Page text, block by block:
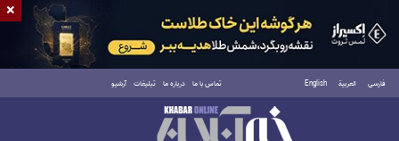
فارسی العربية English تماس با ما درباره ما تبلیغات آرشیو
جمعه ۱۶ مرداد ۱۴۰۵
×